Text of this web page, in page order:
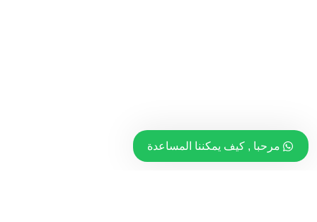
مرحبا , كيف يمكننا المساعدة